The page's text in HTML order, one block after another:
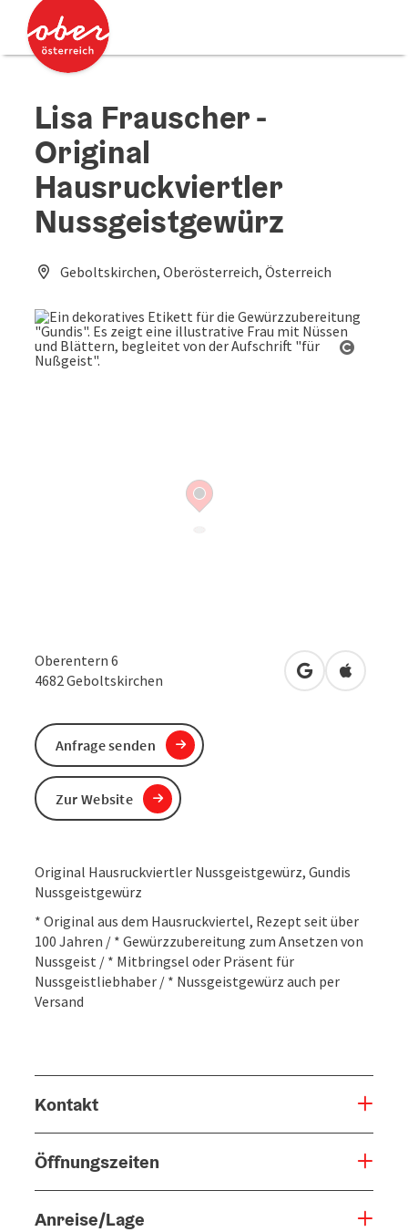
Zum Inhalt
Zum Seitenanfang
Lisa Frauscher -
Original
Hausruckviertler
Nussgeistgewürz
Geboltskirchen, Oberösterreich, Österreich
Oberentern 6
4682Geboltskirchen in Googlein Apple
Original Hausruckviertler Nussgeistgewürz, Gundis
Nussgeistgewürz
* Original aus dem Hausruckviertel, Rezept seit über
100 Jahren / * Gewürzzubereitung zum Ansetzen von
Nussgeist / * Mitbringsel oder Präsent für
Nussgeistliebhaber / * Nussgeistgewürz auch per
Versand
Kontakt
Öffnungszeiten
Anreise/Lage
Anfrage senden
Zur Website